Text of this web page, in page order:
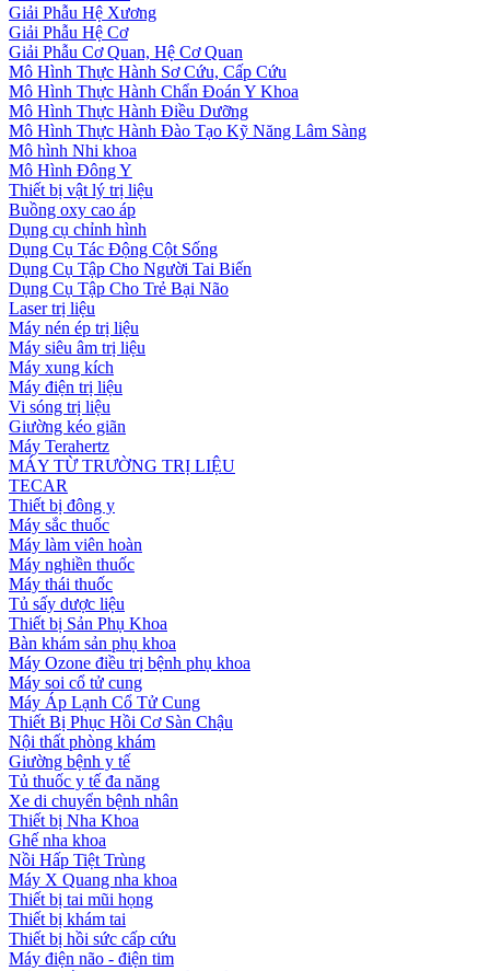
Giải Phẫu Hệ Xương
Giải Phẫu Hệ Cơ
Giải Phẫu Cơ Quan, Hệ Cơ Quan
Mô Hình Thực Hành Sơ Cứu, Cấp Cứu
Mô Hình Thực Hành Chẩn Đoán Y Khoa
Mô Hình Thực Hành Điều Dưỡng
Mô Hình Thực Hành Đào Tạo Kỹ Năng Lâm Sàng
Mô hình Nhi khoa
Mô Hình Đông Y
Thiết bị vật lý trị liệu
Buồng oxy cao áp
Dụng cụ chỉnh hình
Dụng Cụ Tác Động Cột Sống
Dụng Cụ Tập Cho Người Tai Biến
Dụng Cụ Tập Cho Trẻ Bại Não
Laser trị liệu
Máy nén ép trị liệu
Máy siêu âm trị liệu
Máy xung kích
Máy điện trị liệu
Vi sóng trị liệu
Giường kéo giãn
Máy Terahertz
MÁY TỪ TRƯỜNG TRỊ LIỆU
TECAR
Thiết bị đông y
Máy sắc thuốc
Máy làm viên hoàn
Máy nghiền thuốc
Máy thái thuốc
Tủ sấy dược liệu
Thiết bị Sản Phụ Khoa
Bàn khám sản phụ khoa
Máy Ozone điều trị bệnh phụ khoa
Máy soi cổ tử cung
Máy Áp Lạnh Cổ Tử Cung
Thiết Bị Phục Hồi Cơ Sàn Chậu
Nội thất phòng khám
Giường bệnh y tế
Tủ thuốc y tế đa năng
Xe di chuyển bệnh nhân
Thiết bị Nha Khoa
Ghế nha khoa
Nồi Hấp Tiệt Trùng
Máy X Quang nha khoa
Thiết bị tai mũi họng
Thiết bị khám tai
Thiết bị hồi sức cấp cứu
Máy điện não - điện tim